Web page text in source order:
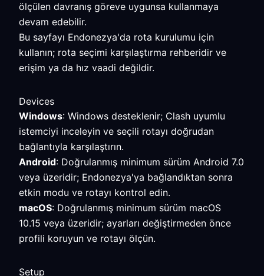
ölçülen davranış göreve uygunsa kullanmaya
devam edebilir.
Bu sayfayı Endonezya'da rota kurulumu için
kullanın; rota seçimi karşılaştırma rehberidir ve
erişim ya da hız vaadi değildir.
Devices
Windows: Windows desteklenir; Clash uyumlu
istemciyi inceleyin ve seçili rotayı doğrudan
bağlantıyla karşılaştırın.
Android: Doğrulanmış minimum sürüm Android 7.0
veya üzeridir; Endonezya'ya bağlandıktan sonra
etkin modu ve rotayı kontrol edin.
macOS: Doğrulanmış minimum sürüm macOS
10.15 veya üzeridir; ayarları değiştirmeden önce
profili koruyun ve rotayı ölçün.
Setup